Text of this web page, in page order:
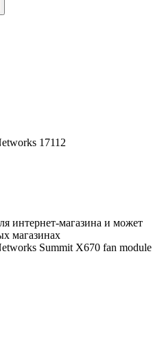
17112
интернет-магазина и может
магазинах
Summit X670 fan module